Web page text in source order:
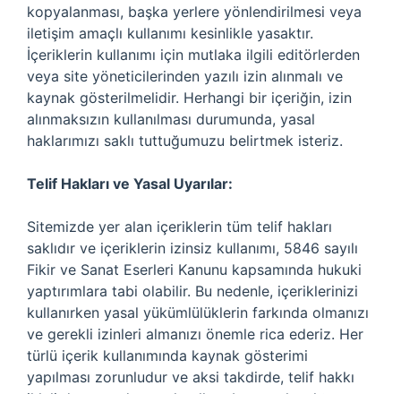
kopyalanması, başka yerlere yönlendirilmesi veya
iletişim amaçlı kullanımı kesinlikle yasaktır.
İçeriklerin kullanımı için mutlaka ilgili editörlerden
veya site yöneticilerinden yazılı izin alınmalı ve
kaynak gösterilmelidir. Herhangi bir içeriğin, izin
alınmaksızın kullanılması durumunda, yasal
haklarımızı saklı tuttuğumuzu belirtmek isteriz.
Telif Hakları ve Yasal Uyarılar:
Sitemizde yer alan içeriklerin tüm telif hakları
saklıdır ve içeriklerin izinsiz kullanımı, 5846 sayılı
Fikir ve Sanat Eserleri Kanunu kapsamında hukuki
yaptırımlara tabi olabilir. Bu nedenle, içeriklerinizi
kullanırken yasal yükümlülüklerin farkında olmanızı
ve gerekli izinleri almanızı önemle rica ederiz. Her
türlü içerik kullanımında kaynak gösterimi
yapılması zorunludur ve aksi takdirde, telif hakkı